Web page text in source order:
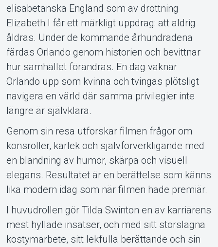
elisabetanska England som av drottning
Elizabeth I får ett märkligt uppdrag: att aldrig
åldras. Under de kommande århundradena
färdas Orlando genom historien och bevittnar
hur samhället förändras. En dag vaknar
Orlando upp som kvinna och tvingas plötsligt
navigera en värld där samma privilegier inte
längre är självklara.
Genom sin resa utforskar filmen frågor om
könsroller, kärlek och självförverkligande med
en blandning av humor, skärpa och visuell
elegans. Resultatet är en berättelse som känns
lika modern idag som när filmen hade premiär.
I huvudrollen gör Tilda Swinton en av karriärens
mest hyllade insatser, och med sitt storslagna
kostymarbete, sitt lekfulla berättande och sin